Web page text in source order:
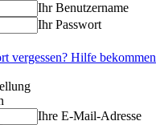
Ihr Benutzername
Ihr Passwort
vergessen? Hilfe bekommen
Ihre E-Mail-Adresse